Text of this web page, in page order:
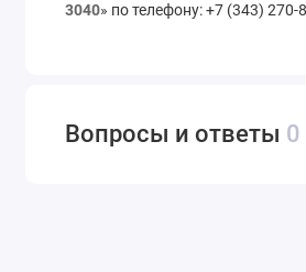
3040» по телефону: +7 (343) 270-
Вопросы и ответы 0